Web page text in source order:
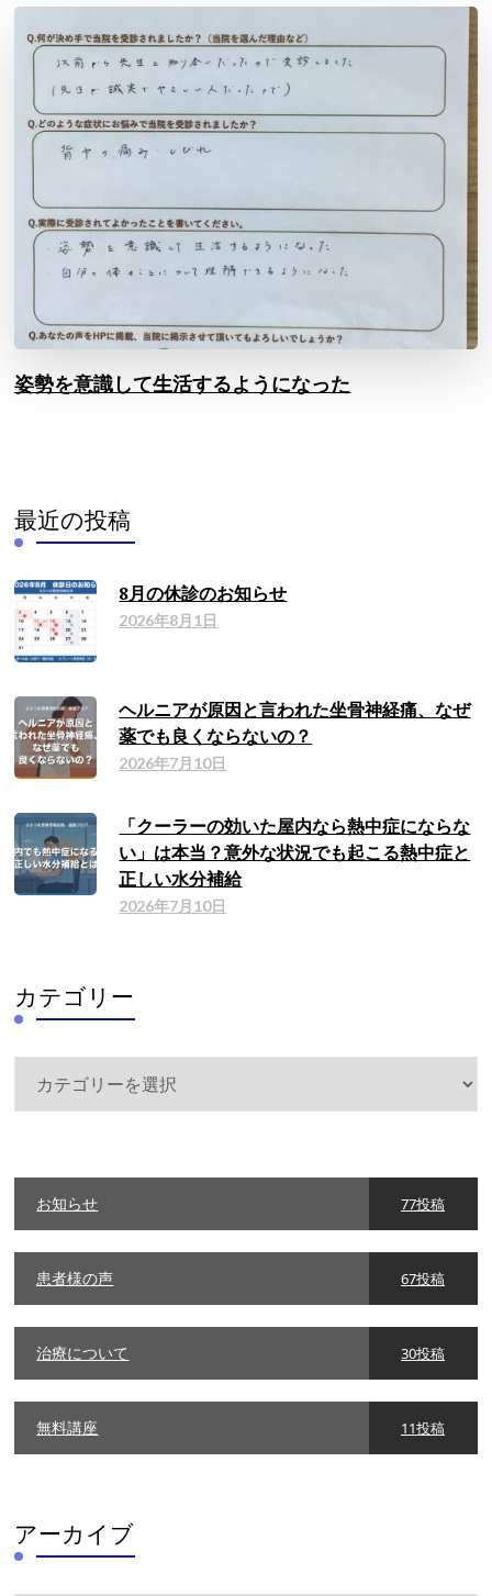
姿勢を意識して生活するようになった
最近の投稿
8月の休診のお知らせ
2026年8月1日
ヘルニアが原因と言われた坐骨神経痛、なぜ
薬でも良くならないの？
2026年7月10日
「クーラーの効いた屋内なら熱中症にならな
い」は本当？意外な状況でも起こる熱中症と
正しい水分補給
2026年7月10日
カテゴリー
ー
お知らせ 77投稿
患者様の声 67投稿
治療について 30投稿
無料講座 11投稿
アーカイブ